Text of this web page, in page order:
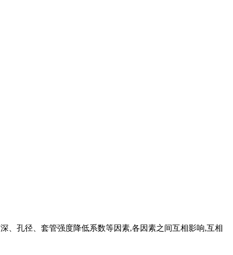
、孔径、套管强度降低系数等因素,各因素之间互相影响,互相